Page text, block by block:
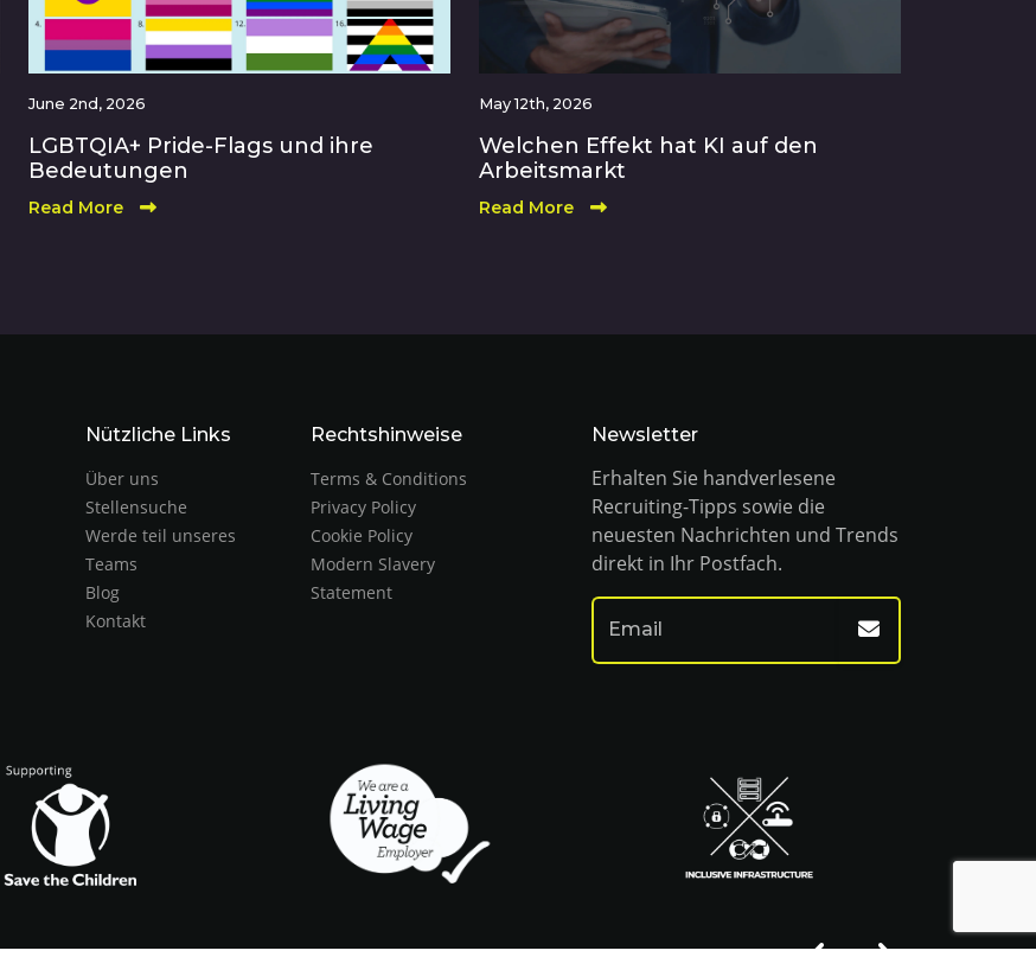
June 2nd, 2026
LGBTQIA+ Pride-Flags und ihre
Bedeutungen
Read More
May 12th, 2026
Welchen Effekt hat KI auf den
Arbeitsmarkt
Read More
Nützliche Links
Über uns
Stellensuche
Werde teil unseres
Teams
Blog
Kontakt
Rechtshinweise
Terms & Conditions
Privacy Policy
Cookie Policy
Modern Slavery
Statement
Newsletter
Erhalten Sie handverlesene
Recruiting-Tipps sowie die
neuesten Nachrichten und Trends
direkt in Ihr Postfach.